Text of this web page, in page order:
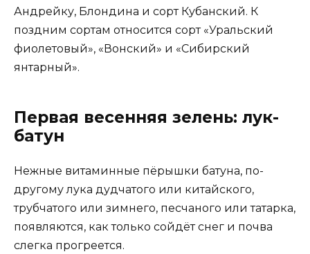
Андрейку, Блондина и сорт Кубанский. К
поздним сортам относится сорт «Уральский
фиолетовый», «Вонский» и «Сибирский
янтарный».
Первая весенняя зелень: лук-
батун
Нежные витаминные пёрышки батуна, по-
другому лука дудчатого или китайского,
трубчатого или зимнего, песчаного или татарка,
появляются, как только сойдёт снег и почва
слегка прогреется.